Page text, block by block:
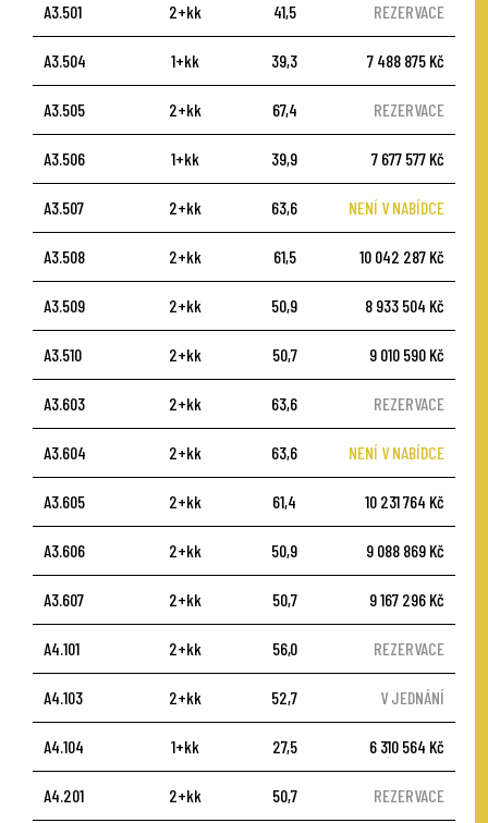
A3.501 2+kk 41,5 REZERVACE
A3.504 1+kk 39,3 7 488 875 Kč
A3.505 2+kk 67,4 REZERVACE
A3.506 1+kk 39,9 7 677 577 Kč
A3.507 2+kk 63,6 NENÍ V NABÍDCE
A3.508 2+kk 61,5 10 042 287 Kč
A3.509 2+kk 50,9 8 933 504 Kč
A3.510 2+kk 50,7 9 010 590 Kč
A3.603 2+kk 63,6 REZERVACE
A3.604 2+kk 63,6 NENÍ V NABÍDCE
A3.605 2+kk 61,4 10 231 764 Kč
A3.606 2+kk 50,9 9 088 869 Kč
A3.607 2+kk 50,7 9 167 296 Kč
A4.101 2+kk 56,0 REZERVACE
A4.103 2+kk 52,7 V JEDNÁNÍ
A4.104 1+kk 27,5 6 310 564 Kč
A4.201 2+kk 50,7 REZERVACE